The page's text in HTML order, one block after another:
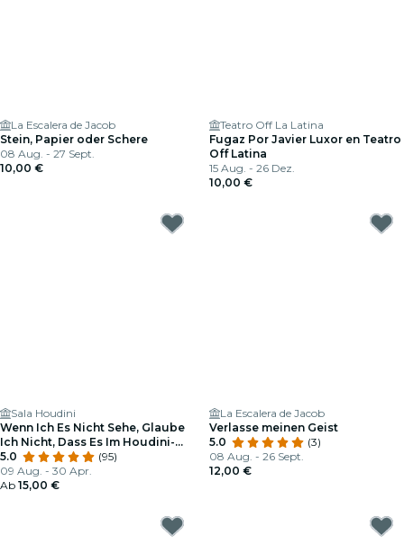
La Escalera de Jacob
Stein, Papier oder Schere
08 Aug. - 27 Sept.
10,00 €
Teatro Off La Latina
Fugaz Por Javier Luxor en Teatro
Off Latina
15 Aug. - 26 Dez.
10,00 €
Sala Houdini
Wenn Ich Es Nicht Sehe, Glaube
Ich Nicht, Dass Es Im Houdini-
Raum Ist.
5.0
(95)
09 Aug. - 30 Apr.
Ab 15,00 €
La Escalera de Jacob
Verlasse meinen Geist
5.0
(3)
08 Aug. - 26 Sept.
12,00 €